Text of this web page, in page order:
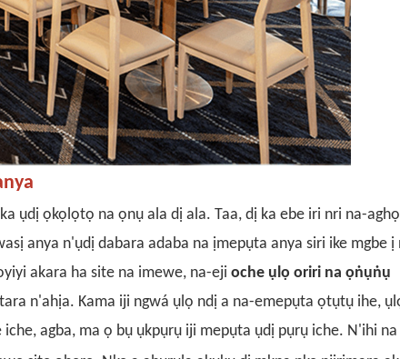
ụdị ọkọlọtọ na ọnụ ala dị ala. Taa, dị ka ebe iri nri na-
anya n'ụdị dabara adaba na ịmepụta anya siri ike mgbe ị
akara ha site na imewe, na-eji oche ụlọ oriri na ọṅụṅụ
n'ahịa. Kama iji ngwá ụlọ ndị a na-emepụta ọtụtụ ihe,
agba, ma ọ bụ ụkpụrụ iji mepụta ụdị pụrụ iche. N'ihi